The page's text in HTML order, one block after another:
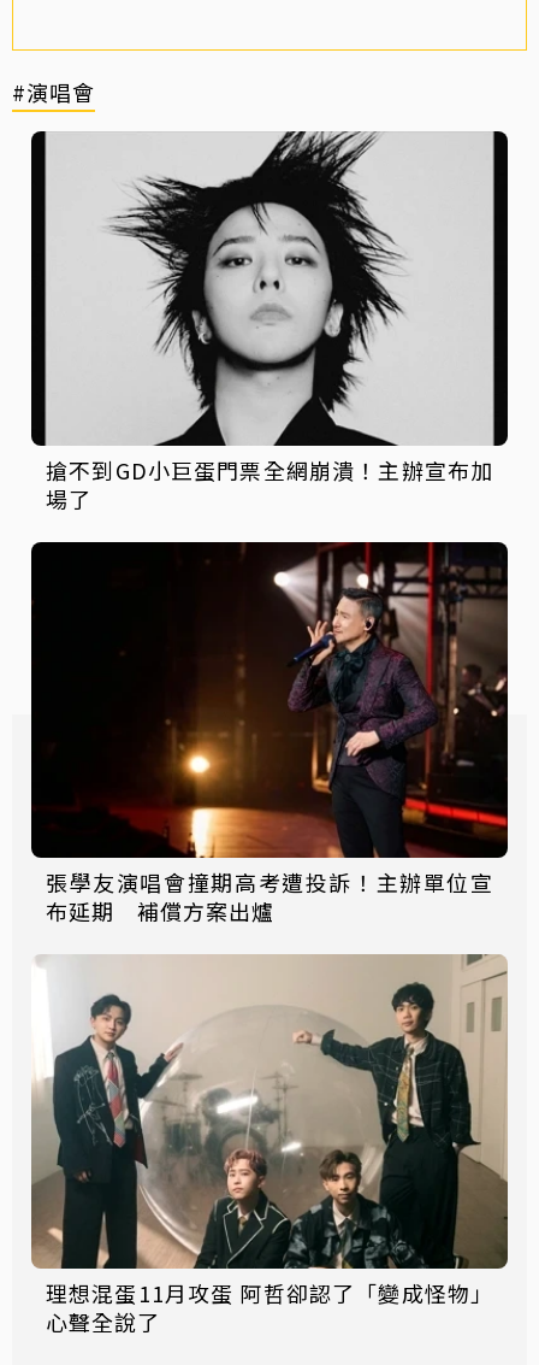
#演唱會
搶不到GD小巨蛋門票全網崩潰！主辦宣布加
場了
張學友演唱會撞期高考遭投訴！主辦單位宣
布延期 補償方案出爐
理想混蛋11月攻蛋 阿哲卻認了「變成怪物」
心聲全說了